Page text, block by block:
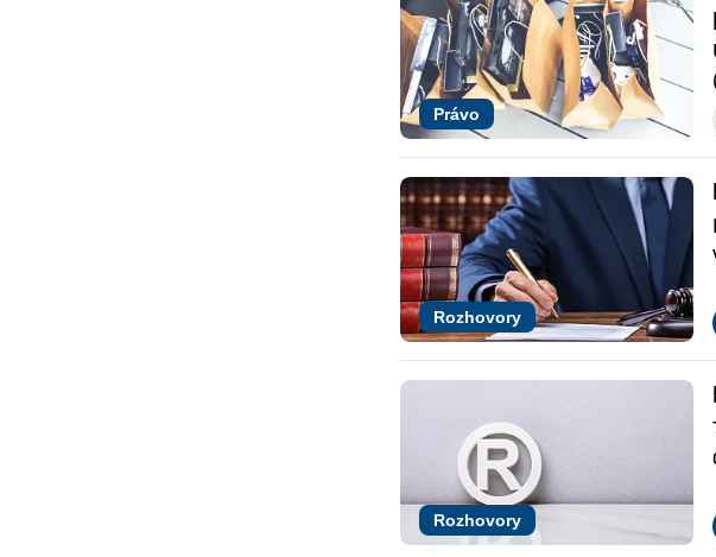
Právo
Rozhovory
Rozhovory